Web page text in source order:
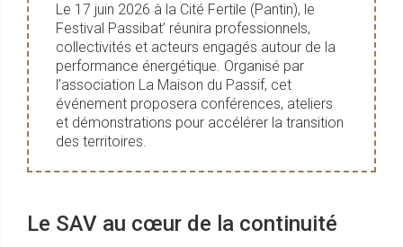
Le 17 juin 2026 à la Cité Fertile (Pantin), le
Festival Passibat’ réunira professionnels,
collectivités et acteurs engagés autour de la
performance énergétique. Organisé par
l’association La Maison du Passif, cet
événement proposera conférences, ateliers
et démonstrations pour accélérer la transition
des territoires.
Le SAV au cœur de la continuité